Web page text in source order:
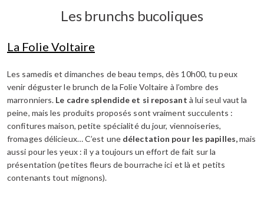
Les brunchs bucoliques
La Folie Voltaire
Les samedis et dimanches de beau temps, dès 10h00, tu peux
venir déguster le brunch de la Folie Voltaire à l’ombre des
marronniers. Le cadre splendide et si reposant à lui seul vaut la
peine, mais les produits proposés sont vraiment succulents :
confitures maison, petite spécialité du jour, viennoiseries,
fromages délicieux… C’est une délectation pour les papilles,mais
aussi pour les yeux : il y a toujours un effort de fait sur la
présentation (petites fleurs de bourrache ici et là et petits
contenants tout mignons).